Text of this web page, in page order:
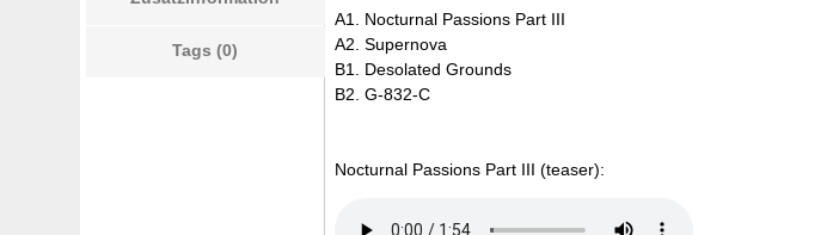
Tags (0)
A1. Nocturnal Passions Part III
A2. Supernova
B1. Desolated Grounds
B2. G-832-C
Nocturnal Passions Part III (teaser):